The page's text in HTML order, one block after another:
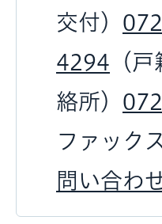
交付）
4294 （戸
絡所）
ファック
問い合わ